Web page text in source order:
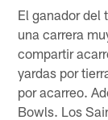
El ganador del
una carrera
compartir
yardas por
por acarreo.
Bowls. Los